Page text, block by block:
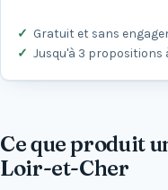
Gratuit et sans
Jusqu'à 3 propositions
Ce que produit
Loir-et-Cher